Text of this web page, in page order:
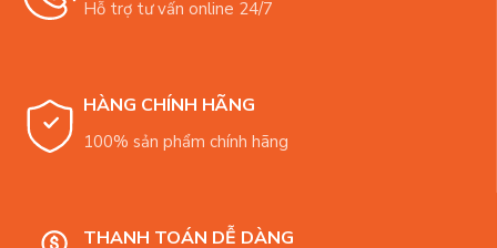
Hỗ trợ tư vấn online 24/7
HÀNG CHÍNH HÃNG
100% sản phẩm chính hãng
THANH TOÁN DỄ DÀNG